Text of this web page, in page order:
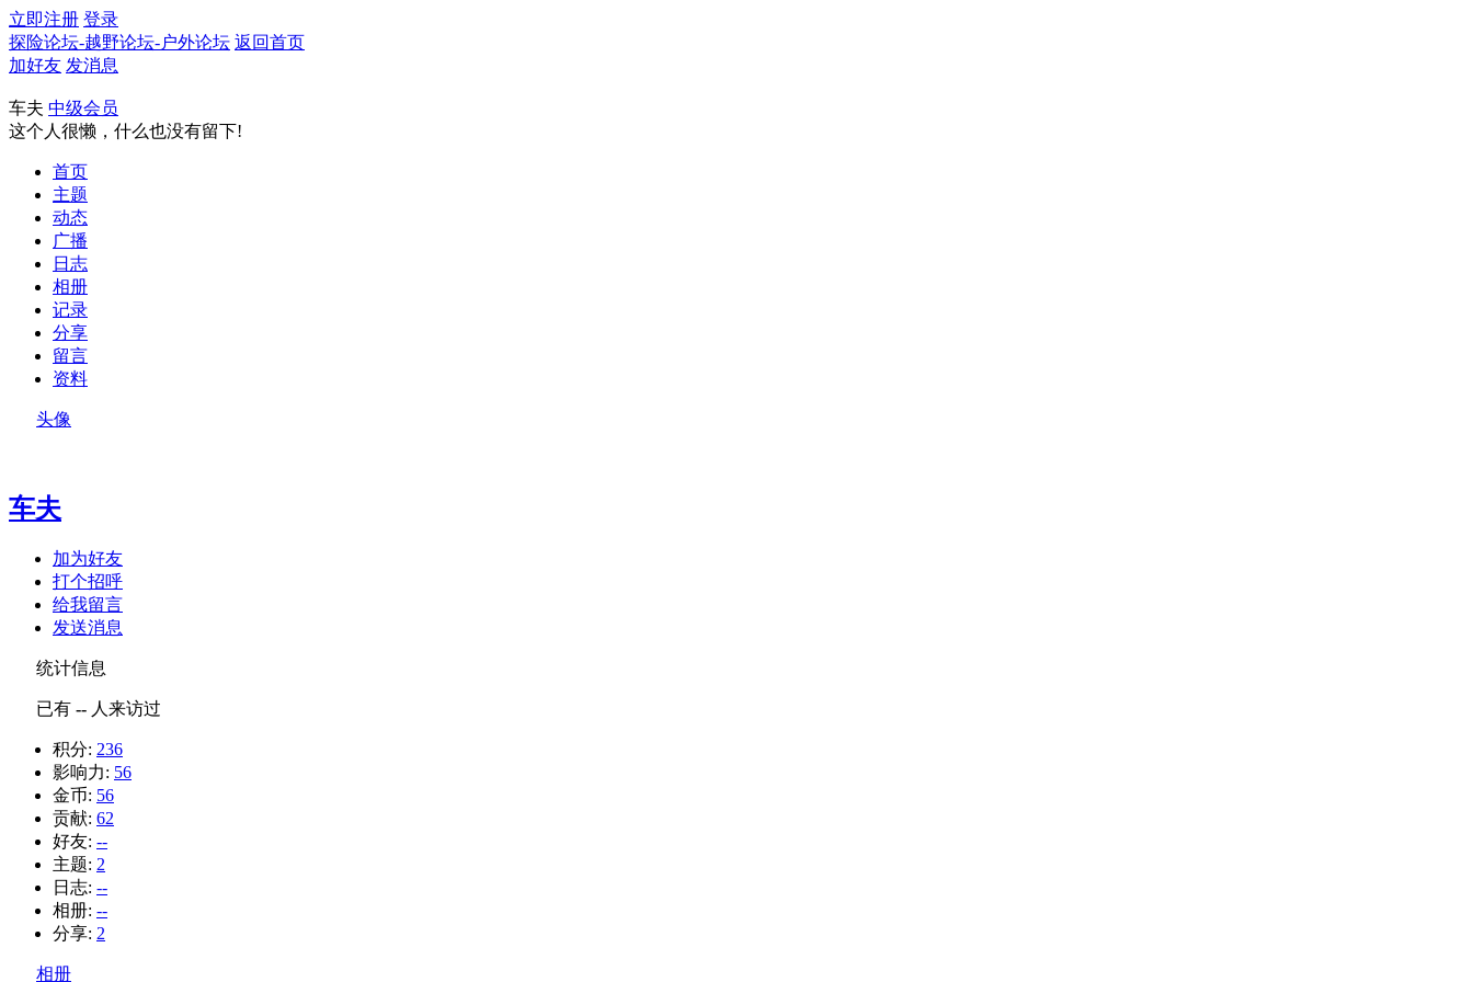
立即注册 登录
探险论坛-越野论坛-户外论坛 返回首页
加好友 发消息
车夫 中级会员
这个人很懒，什么也没有留下!
首页
主题
动态
广播
日志
相册
记录
分享
留言
资料
头像
车夫
加为好友
打个招呼
给我留言
发送消息
统计信息
已有 -- 人来访过
积分: 236
影响力: 56
金币: 56
贡献: 62
好友: --
主题: 2
日志: --
相册: --
分享: 2
相册